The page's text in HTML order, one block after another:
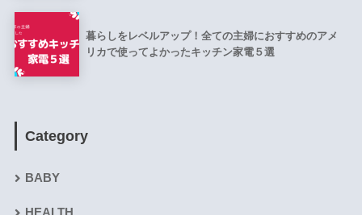
暮らしをレベルアップ！全ての主婦におすすめのアメ
リカで使ってよかったキッチン家電５選
Category
BABY
HEALTH